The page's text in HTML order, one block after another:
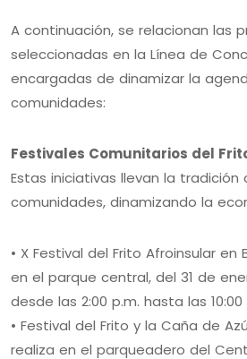
A continuación, se relacionan las
seleccionadas en la Línea de
encargadas de dinamizar la
comunidades:
Festivales Comunitarios del
Estas iniciativas llevan la tradición
comunidades, dinamizando la
• X Festival del Frito Afroinsular en
en el parque central, del 31 de
desde las 2:00 p.m. hasta las 10:00
• Festival del Frito y la Caña de
realiza en el parqueadero del